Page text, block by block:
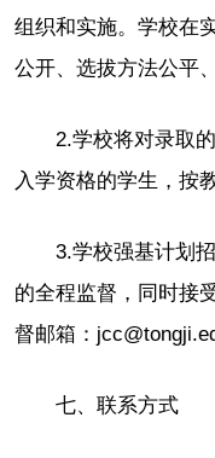
组织和实施。学校在
公开、选拔方法公平
2.学校将对录取
入学资格的学生，按
3.学校强基计划
的全程监督，同时接
督邮箱：
七、联系方式